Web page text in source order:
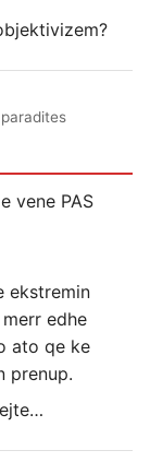
vene PAS
ekstremin
edhe
ato qe ke
prenup.